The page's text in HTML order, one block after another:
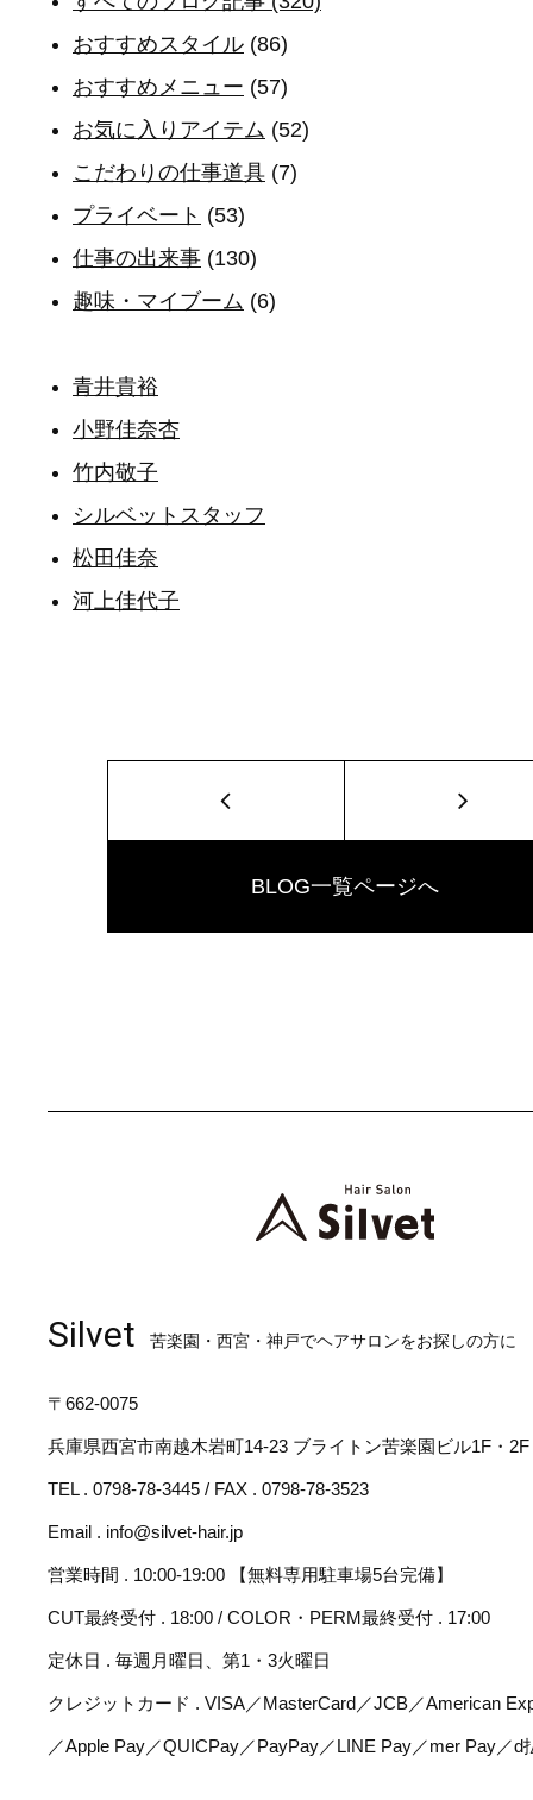
おすすめスタイル (86)
おすすめメニュー (57)
お気に入りアイテム (52)
こだわりの仕事道具 (7)
プライベート (53)
仕事の出来事 (130)
趣味・マイブーム (6)
青井貴裕
小野佳奈杏
竹内敬子
シルベットスタッフ
松田佳奈
河上佳代子
BLOG一覧ページへ
Silvet 苦楽園・西宮・神戸でヘアサロンをお探しの方に
〒662-0075
兵庫県西宮市南越木岩町14-23 ブライトン苦楽園ビル1F・2F
TEL . 0798-78-3445 / FAX . 0798-78-3523
Email . info@silvet-hair.jp
営業時間 . 10:00-19:00 【無料専用駐車場5台完備】
CUT最終受付 . 18:00 / COLOR・PERM最終受付 . 17:00
定休日 . 毎週月曜日、第1・3火曜日
クレジットカード . VISA／MasterCard／JCB／American
／Apple Pay／QUICPay／PayPay／LINE Pay／mer Pay／d